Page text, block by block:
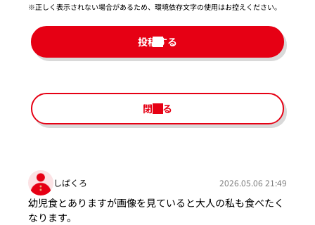
※正しく表示されない場合があるため、環境依存文字の使用はお控えください。​
投稿する
閉じる
しばくろ 2026.05.06 21:49
幼児食とありますが画像を見ていると大人の私も食べたく
なります。